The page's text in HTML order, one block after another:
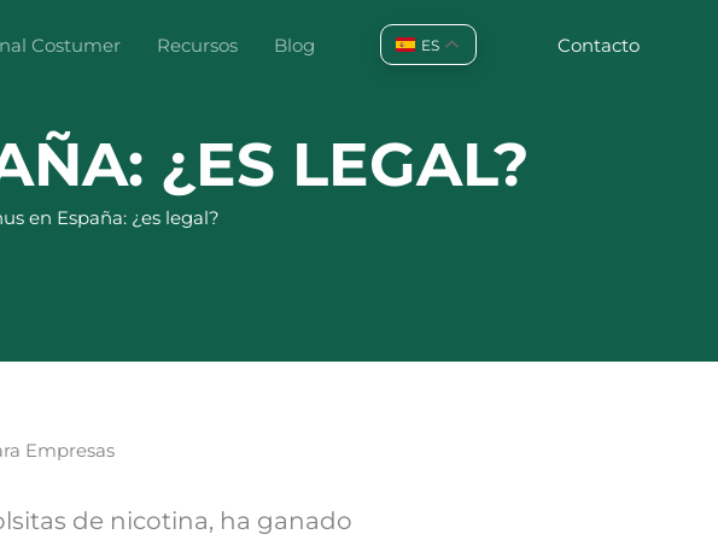
Costumer Recursos Blog Contacto
¿ES LEGAL?
en España: ¿es legal?
Empresas
de nicotina, ha ganado
ES